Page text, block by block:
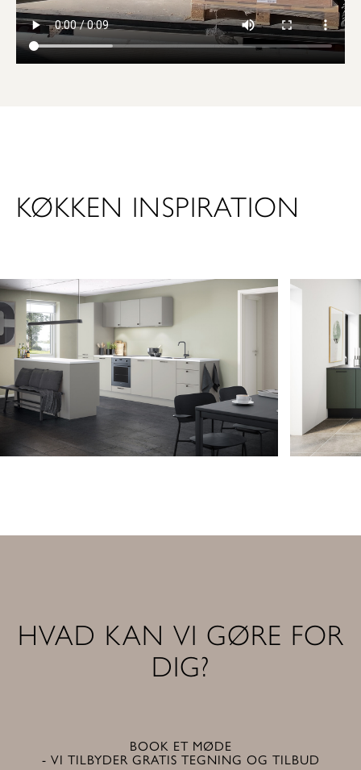
KØKKEN INSPIRATION
HVAD KAN VI GØRE FOR
DIG?
BOOK ET MØDE
- VI TILBYDER GRATIS TEGNING OG TILBUD